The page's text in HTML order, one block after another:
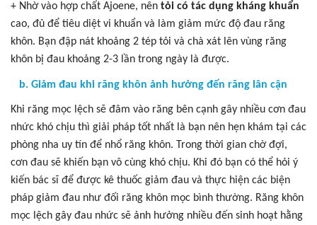
+ Nhờ vào hợp chất Ajoene, nên tỏi có tác dụng kháng khuẩn
cao, đủ để tiêu diệt vi khuẩn và làm giảm mức độ đau răng
khôn. Bạn đập nát khoảng 2 tép tỏi và chà xát lên vùng răng
khôn bị đau khoảng 2-3 lần trong ngày là được.
b. Giảm đau khi răng khôn ảnh hưởng đến răng lân cận
Khi răng mọc lệch sẽ đâm vào răng bên cạnh gây nhiều cơn đau
nhức khó chịu thì giải pháp tốt nhất là bạn nên hẹn khám tại các
phòng nha uy tín để nhổ răng khôn. Trong thời gian chờ đợi,
cơn đau sẽ khiến bạn vô cùng khó chịu. Khi đó bạn có thể hỏi ý
kiến bác sĩ để được kê thuốc giảm đau và thực hiện các biện
pháp giảm đau như đối răng khôn mọc bình thường. Răng khôn
mọc lệch gây đau nhức sẽ ảnh hưởng nhiều đến sinh hoạt hằng